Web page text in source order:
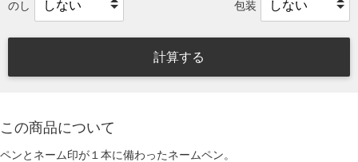
のし 包装
計算する
この商品について
ペンとネーム印が１本に備わったネームペン。